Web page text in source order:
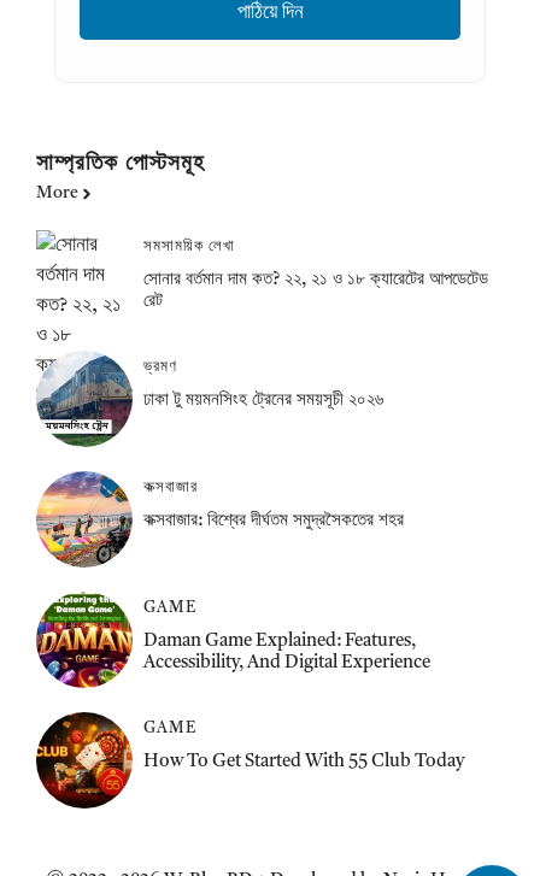
সাম্প্রতিক পোস্টসমূহ
More
সমসাময়িক লেখা
সোনার বর্তমান দাম কত? ২২, ২১ ও ১৮ ক্যারেটের আপডেটেড
রেট
ভ্রমণ
ঢাকা টু ময়মনসিংহ ট্রেনের সময়সূচী ২০২৬
কক্সবাজার
কক্সবাজার: বিশ্বের দীর্ঘতম সমুদ্রসৈকতের শহর
GAME
Daman Game Explained: Features,
Accessibility, And Digital Experience
GAME
How To Get Started With 55 Club Today